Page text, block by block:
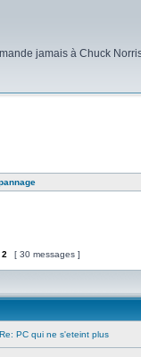
jamais à Chuck
sujet
2 [ 30 messages ]
Re: PC qui ne s'eteint plus